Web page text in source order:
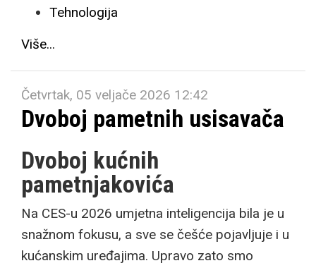
Tehnologija
Više...
Četvrtak, 05 veljače 2026 12:42
Dvoboj pametnih usisavača
Dvoboj kućnih
pametnjakovića
Na CES-u 2026 umjetna inteligencija bila je u
snažnom fokusu, a sve se češće pojavljuje i u
kućanskim uređajima. Upravo zato smo